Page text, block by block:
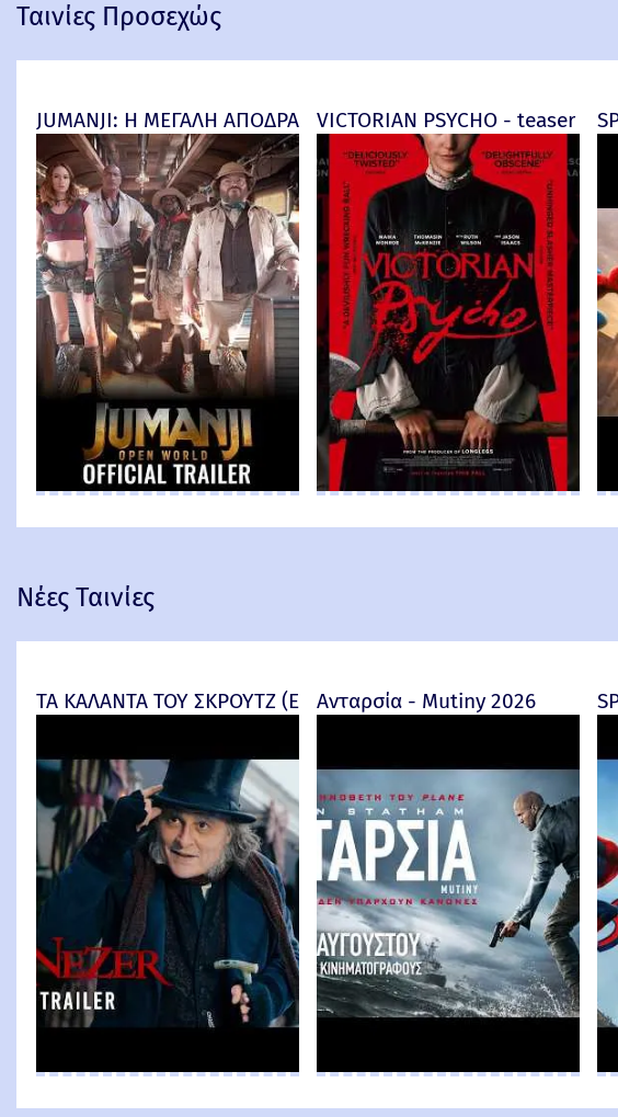
Ταινίες Προσεχώς
JUMANJI: Η ΜΕΓΑΛΗ ΑΠΟΔΡΑΣΗ (Jumanji: Open World) - official
VICTORIAN PSYCHO - teaser
Νέες Ταινίες
ΤΑ ΚΑΛΑΝΤΑ ΤΟΥ ΣΚΡΟΥΤΖ (Ebenezer) -Ανταρσία - Mutiny 2026